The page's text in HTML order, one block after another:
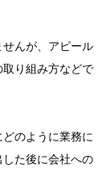
んが、アピール
り組み方などで
のように業務に
た後に会社への